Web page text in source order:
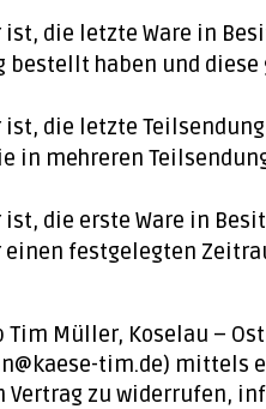
die letzte Ware in
haben und
die letzte
in mehreren
die erste Ware in
festgelegten
Müller, Koselau – Ost
tim.de)
Vertrag zu widerrufen,